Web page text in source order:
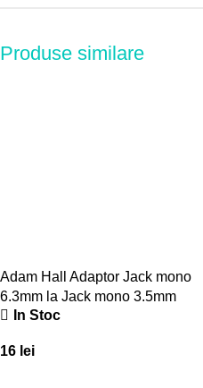
Produse similare
Adam Hall Adaptor Jack mono
6.3mm la Jack mono 3.5mm
In Stoc
16 lei